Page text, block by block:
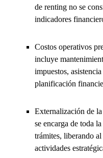
de renting no se
indicadores
Costos operativos
incluye
impuestos,
planificación
Externalización de
se encarga de toda
trámites, liberando
actividades